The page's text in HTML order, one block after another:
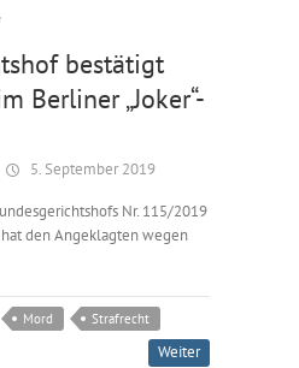
bestätigt
Berliner „Joker“-
5. September 2019
Nr. 115/2019
den Angeklagten wegen
Mord Strafrecht
Weiter